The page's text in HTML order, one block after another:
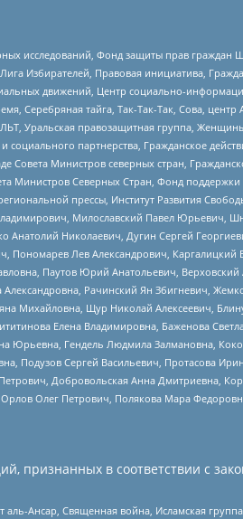
исследований, Фонд защиты прав граждан
Избирателей, Правовая инициатива,
движений, Центр социально-
тайга, Так-Так-Так, Сова, центр
Уральская правозащитная группа,
партнерства, Гражданское
Министров северных стран,
Министров Северных Стран, Фонд
прессы, Институт Развития
Милославский Павел
Анатолий Николаевич, Дугин Сергей
Лев Александрович,
Паутов Юрий Анатольевич,
Рачинский Ян Збигневич,
Михайловна, Щур Николай Алексеевич,
Елена Владимировна, Баженова
Юрьевна, Гендель Людмила Залмановна,
Сергей Васильевич, Протасова
Добровольская Анна Дмитриевна,
Олег Петрович, Полякова Мара
в соответствии с
Ансар, Священная война, Исламская